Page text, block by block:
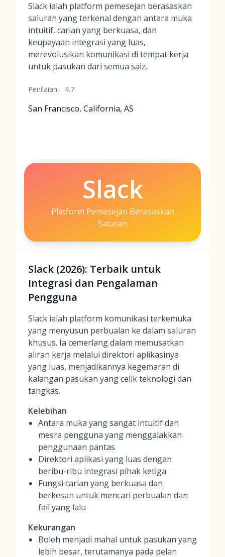
Slack ialah platform pemesejan berasaskan
saluran yang terkenal dengan antara muka
intuitif, carian yang berkuasa, dan
keupayaan integrasi yang luas,
merevolusikan komunikasi di tempat kerja
untuk pasukan dari semua saiz.
Penilaian: 4.7
San Francisco, California, AS
Slack
Platform Pemesejan Berasaskan
Saluran
Slack (2026): Terbaik untuk
Integrasi dan Pengalaman
Pengguna
Slack ialah platform komunikasi terkemuka
yang menyusun perbualan ke dalam saluran
khusus. Ia cemerlang dalam memusatkan
aliran kerja melalui direktori aplikasinya
yang luas, menjadikannya kegemaran di
kalangan pasukan yang celik teknologi dan
tangkas.
Kelebihan
Antara muka yang sangat intuitif dan
mesra pengguna yang menggalakkan
penggunaan pantas
Direktori aplikasi yang luas dengan
beribu-ribu integrasi pihak ketiga
Fungsi carian yang berkuasa dan
berkesan untuk mencari perbualan dan
fail yang lalu
Kekurangan
Boleh menjadi mahal untuk pasukan yang
lebih besar, terutamanya pada pelan